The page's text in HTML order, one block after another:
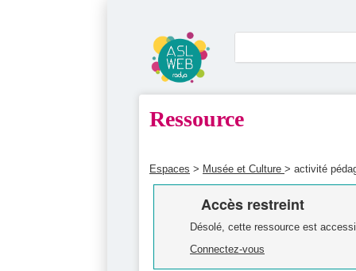
Ressource
Espaces > Musée et Culture > activité
Accès restreint
Désolé, cette ressource est
Connectez-vous